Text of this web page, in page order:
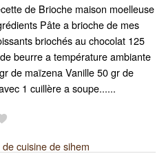
de Brioche maison moelleuse
Pâte a brioche de mes
briochés au chocolat 125
beurre a température ambiante
de maïzena Vanille 50 gr de
1 cuillère a soupe......
cuisine de sihem